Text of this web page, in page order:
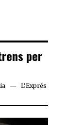
per
L'Exprés